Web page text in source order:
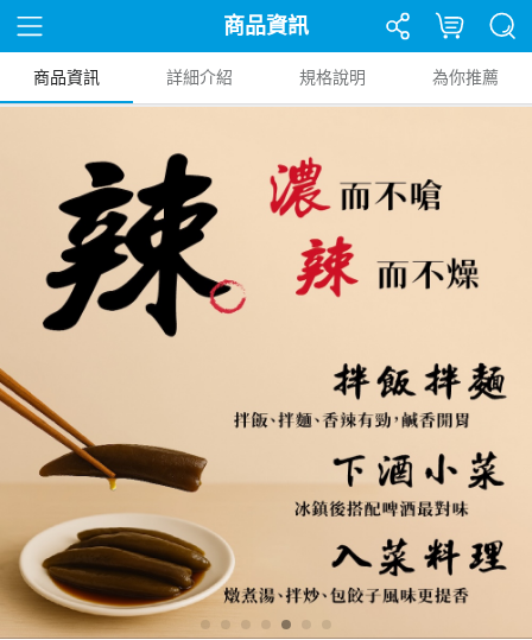
商品資訊
商品資訊 詳細介紹 規格說明 為你推薦